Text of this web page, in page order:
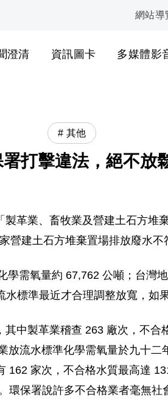
:::
網站導
澄清 資訊圖卡 多媒體影
其他
打擊違法，絕不放
革業、畜牧業及營建土石方堆
營建土石方堆棄置場排放廢水不
需氧量約 67,762 公噸；台灣
標準最近才合理調整放寬，如
中製革業稽查 263 廠次，不
流水標準化學需氧量於九十
162 家次，不合格水質最高達
環保署說許多不合格業者毫無